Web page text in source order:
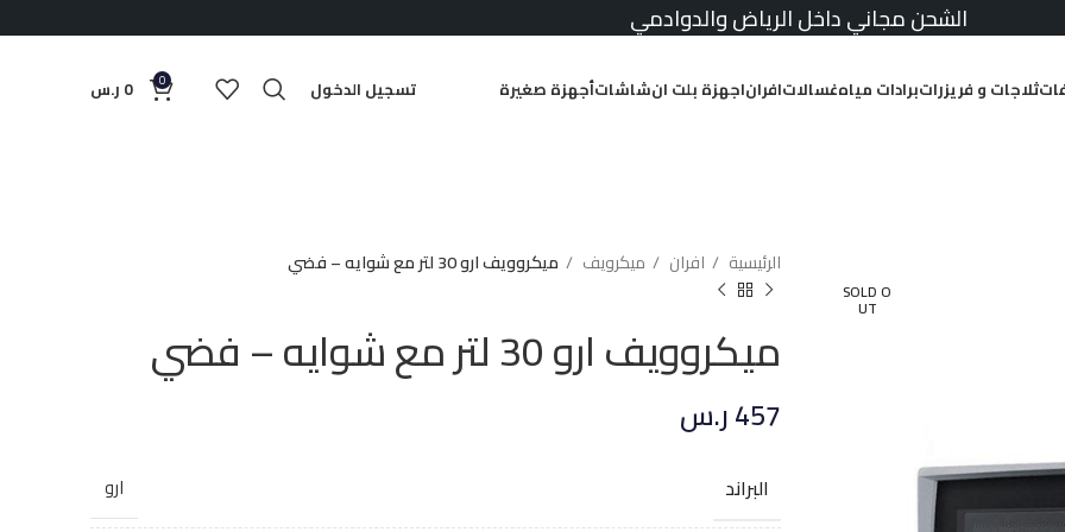
الشحن مجاني داخل الرياض والدوادمي
ثلاجات و فريزراتبرادات مياهغسالاتافراناجهزة بلت انشاشاتأجهزة صغيرة تسجيل الدخول 0
0 ر.س
SOLD O
UT
الرئيسية افران ميكرويف ميكروويف ارو 30 لتر مع شوايه – فضي
ميكروويف ارو 30 لتر مع شوايه – فضي
457ر.س
البراند ارو